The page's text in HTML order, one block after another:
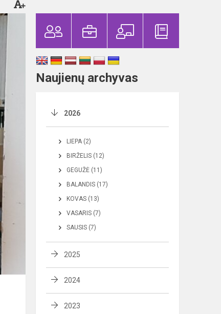
Naujienų archyvas
2026
LIEPA (2)
BIRŽELIS (12)
GEGUŽĖ (11)
BALANDIS (17)
KOVAS (13)
VASARIS (7)
SAUSIS (7)
2025
2024
2023